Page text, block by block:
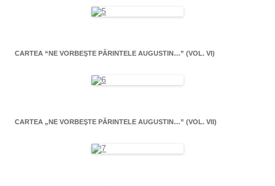
CARTEA “NE VORBEŞTE PĂRINTELE AUGUSTIN…” (VOL. VI)
CARTEA „NE VORBEŞTE PĂRINTELE AUGUSTIN…” (VOL. VII)